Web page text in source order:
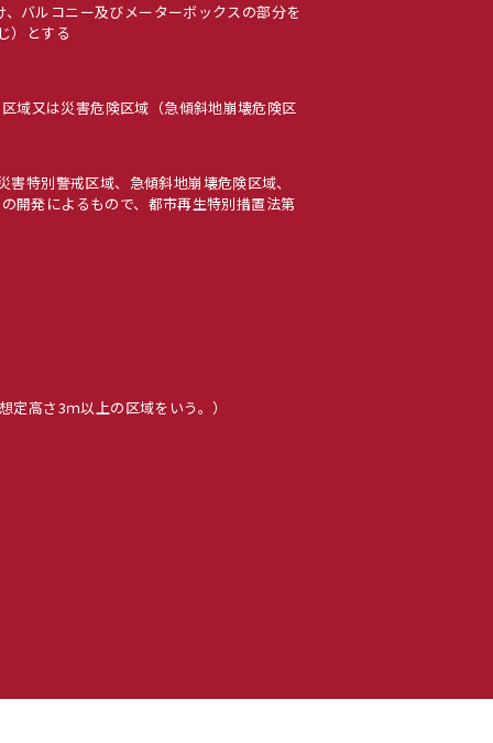
バルコニー及びメーターボックスの部分を
）とする
域又は災害危険区域（急傾斜地崩壊危険区
特別警戒区域、急傾斜地崩壊危険区域、
開発によるもので、都市再生特別措置法第
高さ3ｍ以上の区域をいう。）